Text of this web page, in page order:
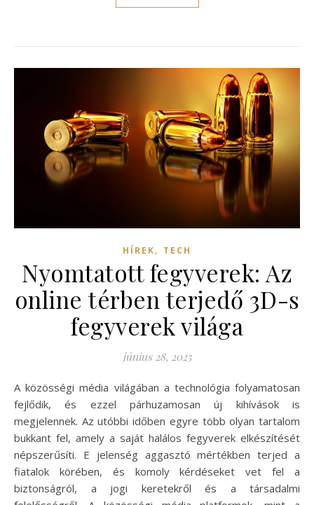
HÍREK, TECH
Nyomtatott fegyverek: Az
online térben terjedő 3D-s
fegyverek világa
június 28, 2025
A közösségi média világában a technológia folyamatosan
fejlődik, és ezzel párhuzamosan új kihívások is
megjelennek. Az utóbbi időben egyre több olyan tartalom
bukkant fel, amely a saját halálos fegyverek elkészítését
népszerűsíti. E jelenség aggasztó mértékben terjed a
fiatalok körében, és komoly kérdéseket vet fel a
biztonságról, a jogi keretekről és a társadalmi